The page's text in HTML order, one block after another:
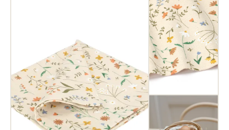
28 juillet 2026
Seule une note a été attribuée, sans